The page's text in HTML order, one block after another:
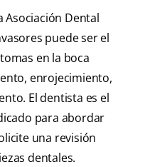
Asociación Dental
puede ser el
en la boca
enrojecimiento,
El dentista es el
para abordar
una revisión
dentales.